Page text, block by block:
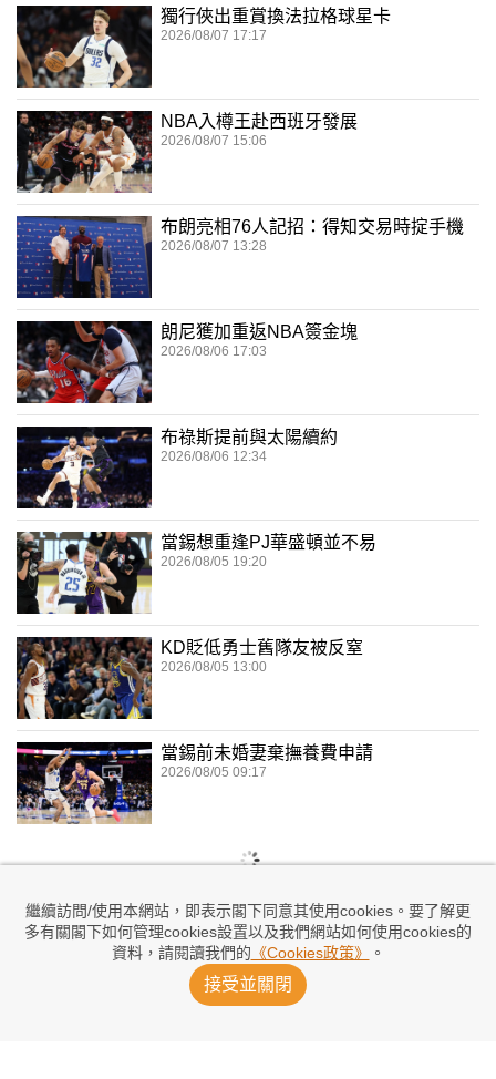
繼續訪問/使用本網站，即表示閣下同意其使用cookies。要了解更
多有關閣下如何管理cookies設置以及我們網站如何使用cookies的
資料，請閱讀我們的 《Cookies政策》 。
接受並關閉
獨行俠出重賞換法拉格球星卡
2026/08/07 17:17
NBA入樽王赴西班牙發展
2026/08/07 15:06
布朗亮相76人記招：得知交易時掟手機
2026/08/07 13:28
朗尼獲加重返NBA簽金塊
2026/08/06 17:03
布祿斯提前與太陽續約
2026/08/06 12:34
當錫想重逢PJ華盛頓並不易
2026/08/05 19:20
KD貶低勇士舊隊友被反窒
2026/08/05 13:00
當錫前未婚妻棄撫養費申請
2026/08/05 09:17